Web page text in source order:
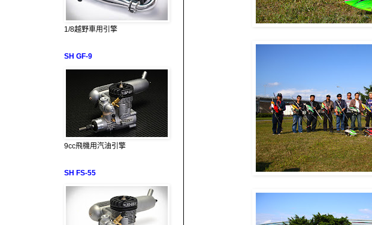
1/8越野車用引擎
SH GF-9
9cc飛機用汽油引擎
SH FS-55